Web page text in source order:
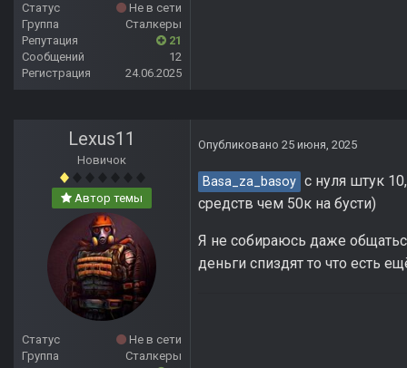
Статус
Не в сети
Группа
Сталкеры
Репутация
21
Сообщений
12
Регистрация
24.06.2025
Lexus11
Новичок
Автор темы
Статус
Не в сети
Группа
Сталкеры
Опубликовано 25 июня, 2025
Basa_za_basoy с нуля штук
средств чем 50к на бусти)
Я не собираюсь даже
деньги спиздят то что есть